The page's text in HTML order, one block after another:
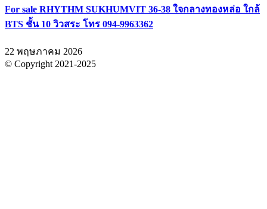
For sale RHYTHM SUKHUMVIT 36-38 ใจกลางทองหล่อ ใกล้
BTS ชั้น 10 วิวสระ โทร 094-9963362
22 พฤษภาคม 2026
© Copyright 2021-2025